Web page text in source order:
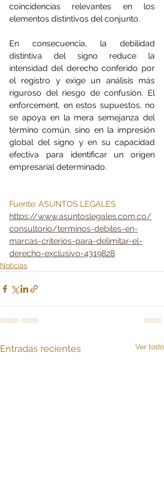
coincidencias relevantes en los
elementos distintivos del conjunto.
En consecuencia, la debilidad
distintiva del signo reduce la
intensidad del derecho conferido por
el registro y exige un análisis más
riguroso del riesgo de confusión. El
enforcement, en estos supuestos, no
se apoya en la mera semejanza del
término común, sino en la impresión
global del signo y en su capacidad
efectiva para identificar un origen
empresarial determinado.
Fuente: ASUNTOS LEGALES
https://www.asuntoslegales.com.co/
consultorio/terminos-debiles-en-
marcas-criterios-para-delimitar-el-
derecho-exclusivo-4319828
Noticias
Entradas recientes Ver todo